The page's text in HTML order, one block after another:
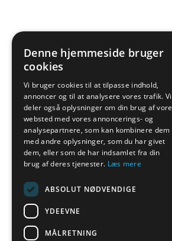
Denne hjemmeside bruger
cookies
Vi bruger cookies til at tilpasse indhold,
annoncer og til at analysere vores trafik. Vi
deler også oplysninger om din brug af
websted med vores annoncerings- og
analysepartnere, som kan kombinere dem
med andre oplysninger, som du har givet
dem, eller som de har indsamlet fra din
brug af deres tjenester. Læs mere
ABSOLUT NØDVENDIGE
YDEEVNE
MÅLRETNING